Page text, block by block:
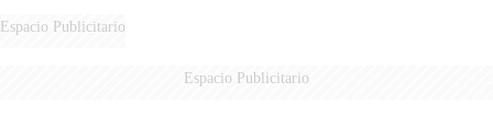
Espacio Publicitario
Espacio Publicitario